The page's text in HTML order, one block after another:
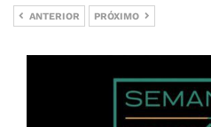
ANTERIOR PRÓXIMO